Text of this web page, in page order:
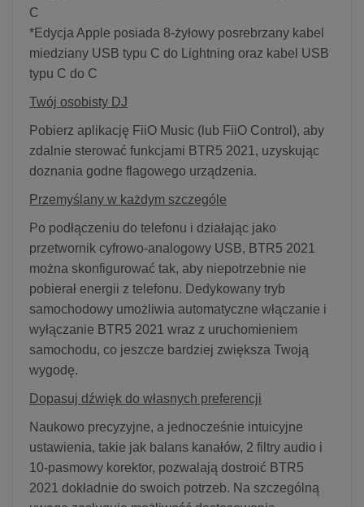
C
*Edycja Apple posiada 8-żyłowy posrebrzany kabel
miedziany USB typu C do Lightning oraz kabel USB
typu C do C
Twój osobisty DJ
Pobierz aplikację FiiO Music (lub FiiO Control), aby
zdalnie sterować funkcjami BTR5 2021, uzyskując
doznania godne flagowego urządzenia.
Przemyślany w każdym szczególe
Po podłączeniu do telefonu i działając jako
przetwornik cyfrowo-analogowy USB, BTR5 2021
można skonfigurować tak, aby niepotrzebnie nie
pobierał energii z telefonu. Dedykowany tryb
samochodowy umożliwia automatyczne włączanie i
wyłączanie BTR5 2021 wraz z uruchomieniem
samochodu, co jeszcze bardziej zwiększa Twoją
wygodę.
Dopasuj dźwięk do własnych preferencji
Naukowo precyzyjne, a jednocześnie intuicyjne
ustawienia, takie jak balans kanałów, 2 filtry audio i
10-pasmowy korektor, pozwalają dostroić BTR5
2021 dokładnie do swoich potrzeb. Na szczególną